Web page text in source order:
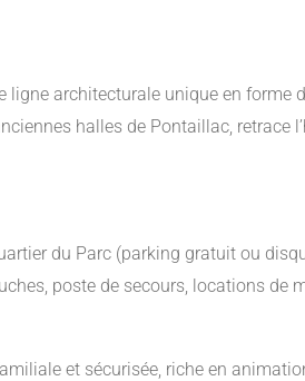
architecturale unique en forme
halles de Pontaillac, retrace
du Parc (parking gratuit ou
poste de secours, locations de
et sécurisée, riche en